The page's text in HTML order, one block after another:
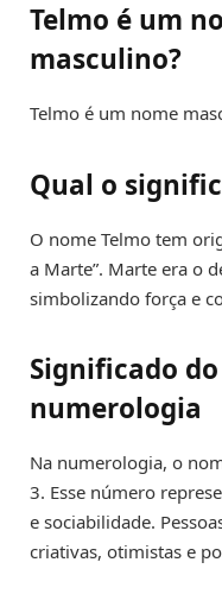
Telmo é um
masculino?
Telmo é um nome
Qual o
O nome Telmo tem
a Marte”. Marte era o
simbolizando força e
Significado
numerologia
Na numerologia, o
3. Esse número
e sociabilidade.
criativas, otimistas e